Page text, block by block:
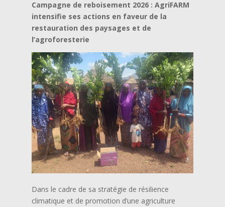
Campagne de reboisement 2026 : AgriFARM
intensifie ses actions en faveur de la
restauration des paysages et de
l’agroforesterie
Dans le cadre de sa stratégie de résilience
climatique et de promotion d’une agriculture